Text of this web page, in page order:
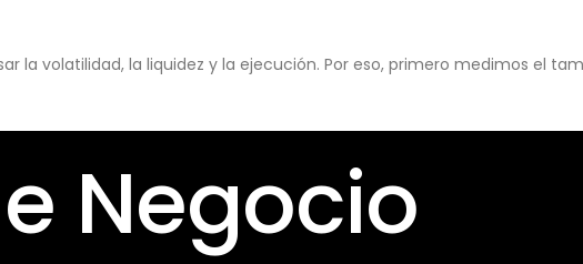
la volatilidad, la liquidez y la ejecución. Por eso, primero medimos el
Negocio